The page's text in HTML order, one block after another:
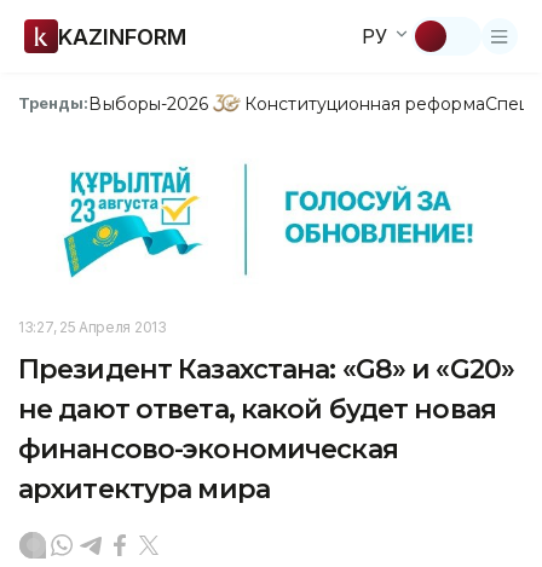
KAZINFORM РУ
Тренды:Выборы-2026 Конституционная реформа
13:27, 25 Апреля 2013
Президент Казахстана: «G8» и «G20»
не дают ответа, какой будет новая
финансово-экономическая
архитектура мира